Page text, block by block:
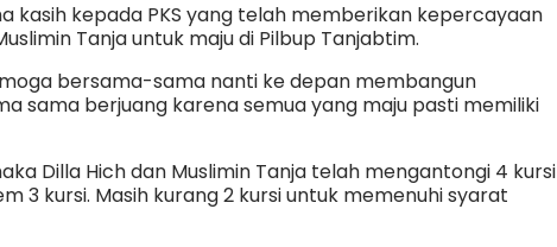
kasih kepada PKS yang telah memberikan kepercayaan
Tanja untuk maju di Pilbup Tanjabtim.
bersama-sama nanti ke depan membangun
sama berjuang karena semua yang maju pasti memiliki
Dilla Hich dan Muslimin Tanja telah mengantongi 4 kursi
3 kursi. Masih kurang 2 kursi untuk memenuhi syarat